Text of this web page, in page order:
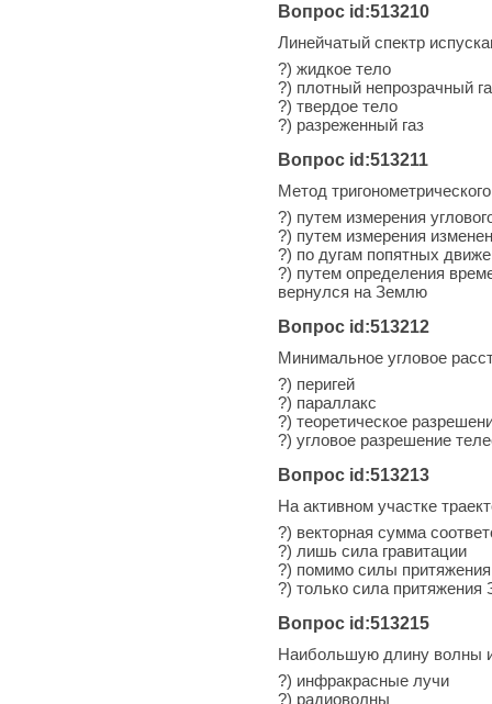
Вопрос id:513210
Линейчатый спектр
?) жидкое тело
?) плотный непрозрачный
?) твердое тело
?) разреженный газ
Вопрос id:513211
Метод
?) путем измерения
?) путем измерения
?) по дугам попятных
?) путем определения
вернулся на Землю
Вопрос id:513212
Минимальное угловое
?) перигей
?) параллакс
?) теоретическое
?) угловое разрешение
Вопрос id:513213
На активном участке
?) векторная сумма
?) лишь сила гравитации
?) помимо силы притяжения
?) только сила притяжения
Вопрос id:513215
Наибольшую длину волны
?) инфракрасные лучи
?) радиоволны